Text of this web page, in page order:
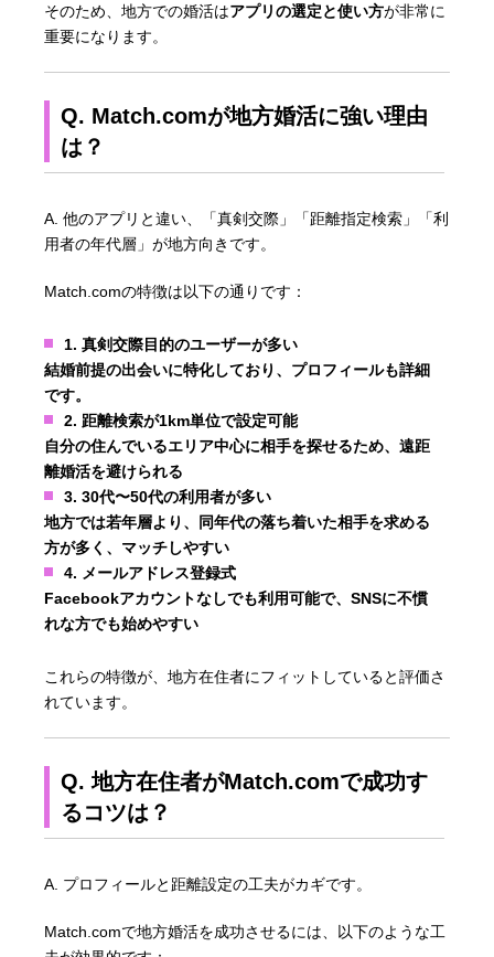
そのため、地方での婚活はアプリの選定と使い方が非常に
重要になります。
Q. Match.comが地方婚活に強い理由
は？
A. 他のアプリと違い、「真剣交際」「距離指定検索」「利
用者の年代層」が地方向きです。
Match.comの特徴は以下の通りです：
1. 真剣交際目的のユーザーが多い
結婚前提の出会いに特化しており、プロフィールも詳細
です。
2. 距離検索が1km単位で設定可能
自分の住んでいるエリア中心に相手を探せるため、遠距
離婚活を避けられる
3. 30代〜50代の利用者が多い
地方では若年層より、同年代の落ち着いた相手を求める
方が多く、マッチしやすい
4. メールアドレス登録式
Facebookアカウントなしでも利用可能で、SNSに不慣
れな方でも始めやすい
これらの特徴が、地方在住者にフィットしていると評価さ
れています。
Q. 地方在住者がMatch.comで成功す
るコツは？
A. プロフィールと距離設定の工夫がカギです。
Match.comで地方婚活を成功させるには、以下のような工